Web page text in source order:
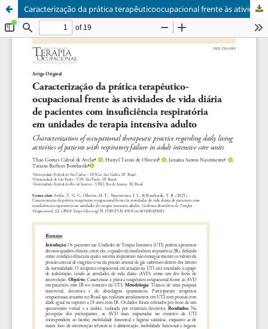
Caracterização da prática terapêuticoocupacional frente às atividades de vida diária de pacientes com insuficiência respiratória em unidades de terapia intensiva adulto